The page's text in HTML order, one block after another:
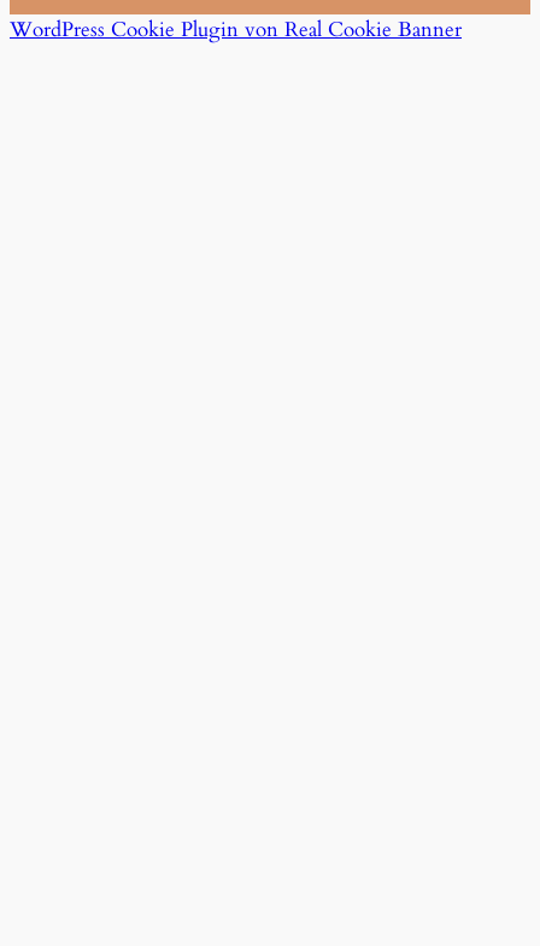
WordPress Cookie Plugin von Real Cookie Banner